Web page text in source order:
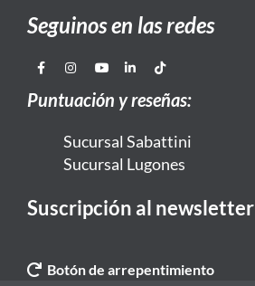
Seguinos en las redes
Puntuación y reseñas:
Sucursal Sabattini
Sucursal Lugones
Suscripción al newsletter
Botón de arrepentimiento